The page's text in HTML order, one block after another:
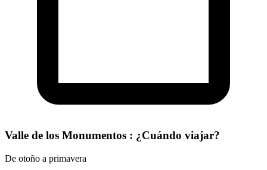
Valle de los Monumentos : ¿Cuándo viajar?
De otoño a primavera